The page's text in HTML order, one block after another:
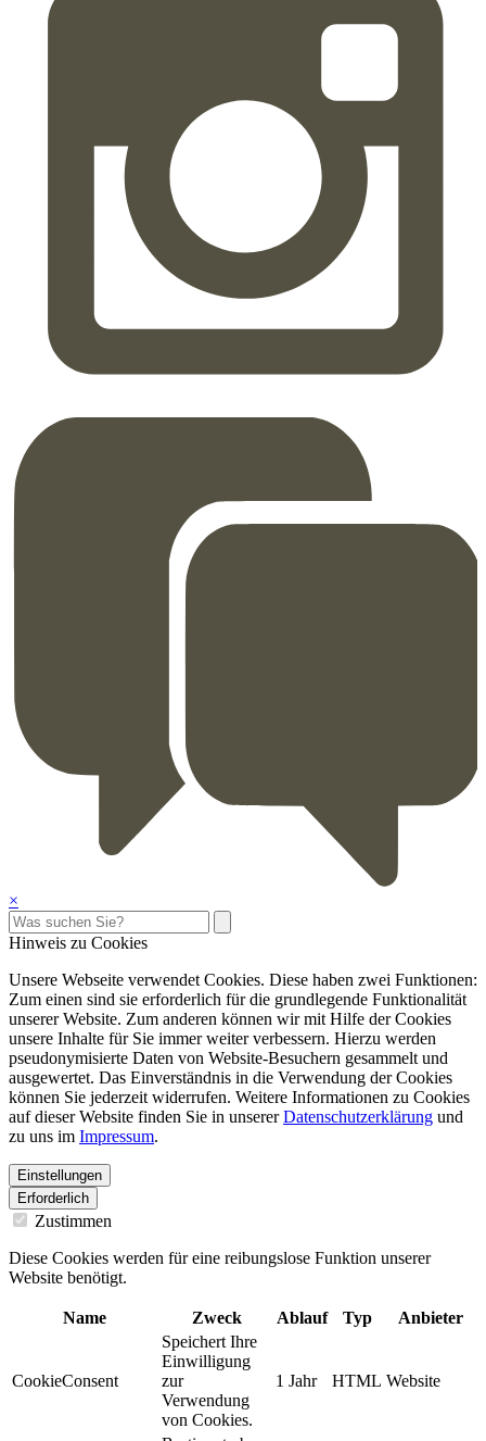
×
Hinweis zu Cookies
Unsere Webseite verwendet Cookies. Diese haben zwei Funktionen:
Zum einen sind sie erforderlich für die grundlegende Funktionalität
unserer Website. Zum anderen können wir mit Hilfe der Cookies
unsere Inhalte für Sie immer weiter verbessern. Hierzu werden
pseudonymisierte Daten von Website-Besuchern gesammelt und
ausgewertet. Das Einverständnis in die Verwendung der Cookies
können Sie jederzeit widerrufen. Weitere Informationen zu Cookies
auf dieser Website finden Sie in unsererDatenschutzerklärung und
zu uns im Impressum.
Einstellungen
Erforderlich
Zustimmen
Diese Cookies werden für eine reibungslose Funktion unserer
Website benötigt.
Name Zweck Ablauf Typ Anbieter
CookieConsent
Speichert Ihre
Einwilligung
zur
Verwendung
von Cookies.
1 Jahr HTML Website